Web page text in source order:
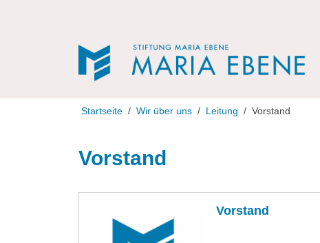
Startseite Wir über uns Leitung Vorstand
Vorstand
Vorstand